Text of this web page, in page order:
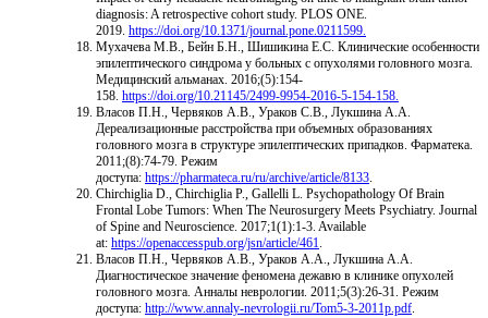
diagnosis: A retrospective cohort study. PLOS ONE.
2019. https://doi.org/10.1371/journal.pone.0211599.
Мухачева М.В., Бейн Б.Н., Шишикина Е.С. Клинические особенности
эпилептического синдрома у больных с опухолями головного мозга.
Медицинский альманах. 2016;(5):154-
158. https://doi.org/10.21145/2499-9954-2016-5-154-158.
Власов П.Н., Червяков А.В., Ураков С.В., Лукшина А.А.
Дереализационные расстройства при объемных образованиях
головного мозга в структуре эпилептических припадков. Фарматека.
2011;(8):74-79. Режим
доступа: https://pharmateca.ru/ru/archive/article/8133.
Chirchiglia D., Chirchiglia P., Gallelli L. Psychopathology Of Brain
Frontal Lobe Tumors: When The Neurosurgery Meets Psychiatry. Journal
of Spine and Neuroscience. 2017;1(1):1-3. Available
at: https://openaccesspub.org/jsn/article/461.
Власов П.Н., Червяков А.В., Ураков А.А., Лукшина А.А.
Диагностическое значение феномена дежавю в клинике опухолей
головного мозга. Анналы неврологии. 2011;5(3):26-31. Режим
доступа: http://www.annaly-nevrologii.ru/Tom5-3-2011p.pdf.